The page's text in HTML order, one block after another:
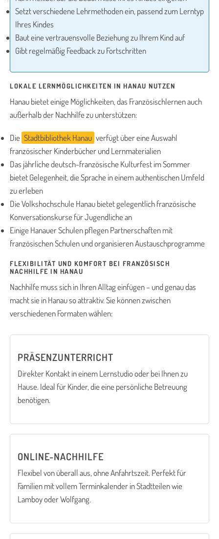
Setzt verschiedene Lehrmethoden ein, passend zum Lerntyp
Ihres Kindes
Baut eine vertrauensvolle Beziehung zu Ihrem Kind auf
Gibt regelmäßig Feedback zu Fortschritten
LOKALE LERNMÖGLICHKEITEN IN HANAU NUTZEN
Hanau bietet einige Möglichkeiten, das Französischlernen auch
außerhalb der Nachhilfe zu unterstützen:
Die Stadtbibliothek Hanau verfügt über eine Auswahl
französischer Kinderbücher und Lernmaterialien
Das jährliche deutsch-französische Kulturfest im Sommer
bietet Gelegenheit, die Sprache in einem authentischen Umfeld
zu erleben
Die Volkshochschule Hanau bietet gelegentlich französische
Konversationskurse für Jugendliche an
Einige Hanauer Schulen pflegen Partnerschaften mit
französischen Schulen und organisieren Austauschprogramme
FLEXIBILITÄT UND KOMFORT BEI FRANZÖSISCH
NACHHILFE IN HANAU
Nachhilfe muss sich in Ihren Alltag einfügen – und genau das
macht sie in Hanau so attraktiv. Sie können zwischen
verschiedenen Formaten wählen:
PRÄSENZUNTERRICHT
Direkter Kontakt in einem Lernstudio oder bei Ihnen zu
Hause. Ideal für Kinder, die eine persönliche Betreuung
benötigen.
ONLINE-NACHHILFE
Flexibel von überall aus, ohne Anfahrtszeit. Perfekt für
Familien mit vollem Terminkalender in Stadtteilen wie
Lamboy oder Wolfgang.